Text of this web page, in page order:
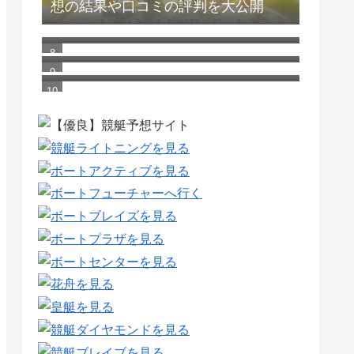
想の結果や口コミの評判を大公開
競艇ライナーは当たらない？気にな
る競艇予想の結果や口コミの評判を
大公開
競艇ライトニングは当たらない？気
になる競艇予想の結果や口コミの評
判を大公開
ボートレース（競艇）場のマスコッ
トキャラクター